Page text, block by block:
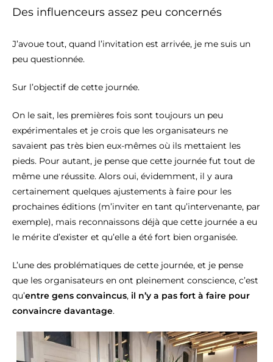
Des influenceurs assez peu concernés
J’avoue tout, quand l’invitation est arrivée, je me suis un
peu questionnée.
Sur l’objectif de cette journée.
On le sait, les premières fois sont toujours un peu
expérimentales et je crois que les organisateurs ne
savaient pas très bien eux-mêmes où ils mettaient les
pieds. Pour autant, je pense que cette journée fut tout de
même une réussite. Alors oui, évidemment, il y aura
certainement quelques ajustements à faire pour les
prochaines éditions (m’inviter en tant qu’intervenante, par
exemple), mais reconnaissons déjà que cette journée a eu
le mérite d’exister et qu’elle a été fort bien organisée.
L’une des problématiques de cette journée, et je pense
que les organisateurs en ont pleinement conscience, c’est
qu’entre gens convaincus, il n’y a pas fort à faire pour
convaincre davantage.